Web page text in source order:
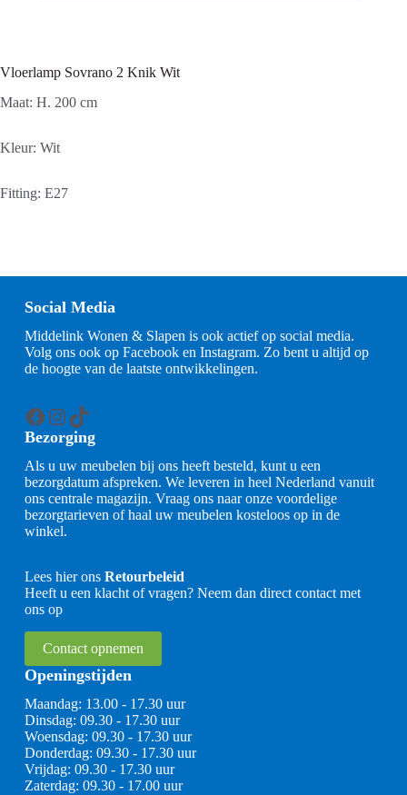
Vloerlamp Sovrano 2 Knik Wit
Maat: H. 200 cm
Kleur: Wit
Fitting: E27
Social Media
Middelink Wonen & Slapen is ook actief op social media.
Volg ons ook op Facebook en Instagram. Zo bent u altijd op
de hoogte van de laatste ontwikkelingen.
Facebook
Instagram
TikTok
Bezorging
Als u uw meubelen bij ons heeft besteld, kunt u een
bezorgdatum afspreken. We leveren in heel Nederland vanuit
ons centrale magazijn. Vraag ons naar onze voordelige
bezorgtarieven of haal uw meubelen kosteloos op in de
winkel.
Lees hier ons Retourbeleid
Heeft u een klacht of vragen? Neem dan direct contact met
ons op
Contact opnemen
Openingstijden
Maandag: 13.00 - 17.30 uur
Dinsdag: 09.30 - 17.30 uur
Woensdag: 09.30 - 17.30 uur
Donderdag: 09.30 - 17.30 uur
Vrijdag: 09.30 - 17.30 uur
Zaterdag: 09.30 - 17.00 uur